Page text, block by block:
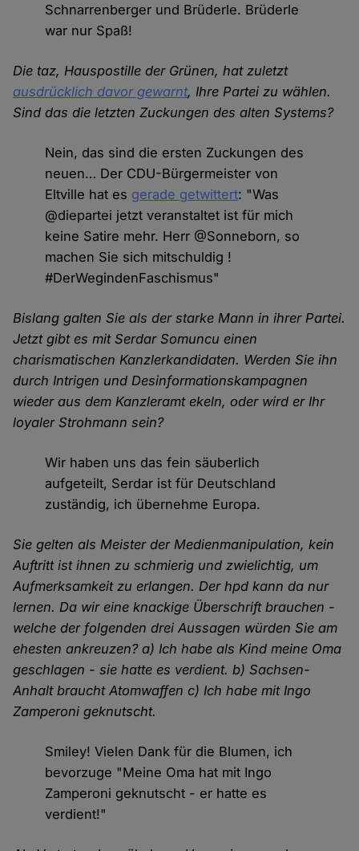
Schnarrenberger und Brüderle. Brüderle
war nur Spaß!
Die taz, Hauspostille der Grünen, hat zuletzt
ausdrücklich davor gewarnt, Ihre Partei zu wählen.
Sind das die letzten Zuckungen des alten Systems?
Nein, das sind die ersten Zuckungen des
neuen… Der CDU-Bürgermeister von
Eltville hat es gerade getwittert: "Was
@diepartei jetzt veranstaltet ist für mich
keine Satire mehr. Herr @Sonneborn, so
machen Sie sich mitschuldig !
#DerWegindenFaschismus"
Bislang galten Sie als der starke Mann in ihrer Partei.
Jetzt gibt es mit Serdar Somuncu einen
charismatischen Kanzlerkandidaten. Werden Sie ihn
durch Intrigen und Desinformationskampagnen
wieder aus dem Kanzleramt ekeln, oder wird er Ihr
loyaler Strohmann sein?
Wir haben uns das fein säuberlich
aufgeteilt, Serdar ist für Deutschland
zuständig, ich übernehme Europa.
Sie gelten als Meister der Medienmanipulation, kein
Auftritt ist ihnen zu schmierig und zwielichtig, um
Aufmerksamkeit zu erlangen. Der hpd kann da nur
lernen. Da wir eine knackige Überschrift brauchen -
welche der folgenden drei Aussagen würden Sie am
ehesten ankreuzen? a) Ich habe als Kind meine Oma
geschlagen - sie hatte es verdient. b) Sachsen-
Anhalt braucht Atomwaffen c) Ich habe mit Ingo
Zamperoni geknutscht.
Smiley! Vielen Dank für die Blumen, ich
bevorzuge "Meine Oma hat mit Ingo
Zamperoni geknutscht - er hatte es
verdient!"